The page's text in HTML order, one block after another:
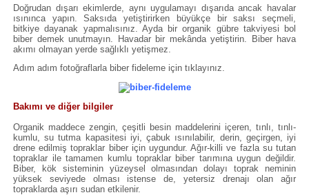
Doğrudan dışarı ekimlerde, aynı uygulamayı dışarıda ancak havalar
ısınınca yapın. Saksıda yetiştirirken büyükçe bir saksı seçmeli,
bitkiye dayanak yapmalısınız. Ayda bir organik gübre takviyesi bol
biber demek unutmayın. Havadar bir mekânda yetiştirin. Biber hava
akımı olmayan yerde sağlıklı yetişmez.
Adım adım fotoğraflarla biber fideleme için tıklayınız.
Bakımı ve diğer bilgiler
Organik maddece zengin, çeşitli besin maddelerini içeren, tınlı, tınlı-
kumlu, su tutma kapasitesi iyi, çabuk ısınılabilir, derin, geçirgen, iyi
drene edilmiş topraklar biber için uygundur. Ağır-killi ve fazla su tutan
topraklar ile tamamen kumlu topraklar biber tarımına uygun değildir.
Biber, kök sisteminin yüzeysel olmasından dolayı toprak neminin
yüksek seviyede olması istense de, yetersiz drenajı olan ağır
topraklarda aşırı sudan etkilenir.